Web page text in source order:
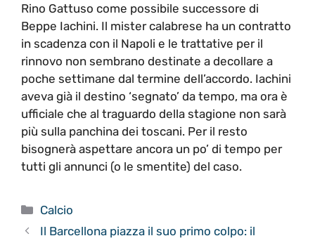
Rino Gattuso come possibile successore di
Beppe Iachini. Il mister calabrese ha un contratto
in scadenza con il Napoli e le trattative per il
rinnovo non sembrano destinate a decollare a
poche settimane dal termine dell’accordo. Iachini
aveva già il destino ‘segnato’ da tempo, ma ora è
ufficiale che al traguardo della stagione non sarà
più sulla panchina dei toscani. Per il resto
bisognerà aspettare ancora un po’ di tempo per
tutti gli annunci (o le smentite) del caso.
Categorie
Calcio
Il Barcellona piazza il suo primo colpo: il